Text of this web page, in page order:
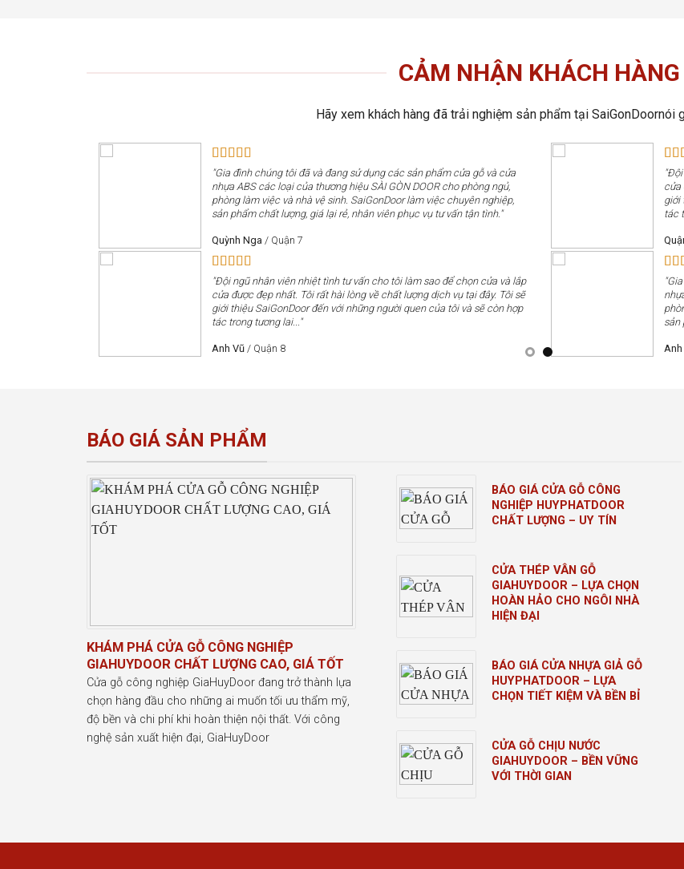
CẢM NHẬN KHÁCH HÀNG
Hãy xem khách hàng đã trải nghiệm sản phẩm tại SaiGonDoornói
"Gia đình chúng tôi đã và đang sử dụng các sản phẩm cửa gỗ và cửa
nhựa ABS các loại của thương hiệu SÀI GÒN DOOR cho phòng ngủ,
phòng làm việc và nhà vệ sinh. SaiGonDoor làm việc chuyên nghiệp,
sản phẩm chất lượng, giá lại rẻ, nhân viên phục vụ tư vấn tận tình."
Quỳnh Nga / Quận 7
cửa
giới
tác
"Đội ngũ nhân viên nhiệt tình tư vấn cho tôi làm sao để chọn cửa và lắp
cửa được đẹp nhất. Tôi rất hài lòng về chất lượng dịch vụ tại đây. Tôi sẽ
giới thiệu SaiGonDoor đến với những người quen của tôi và sẽ còn hợp
tác trong tương lai..."
Anh Vũ / Quận 8
sản
BÁO GIÁ SẢN PHẨM
KHÁM PHÁ CỬA GỖ CÔNG NGHIỆP
GIAHUYDOOR CHẤT LƯỢNG CAO, GIÁ TỐT
Cửa gỗ công nghiệp GiaHuyDoor đang trở thành lựa
chọn hàng đầu cho những ai muốn tối ưu thẩm mỹ,
độ bền và chi phí khi hoàn thiện nội thất. Với công
nghệ sản xuất hiện đại, GiaHuyDoor
BÁO GIÁ CỬA GỖ CÔNG
NGHIỆP HUYPHATDOOR
CHẤT LƯỢNG – UY TÍN
CỬA THÉP VÂN GỖ
GIAHUYDOOR – LỰA CHỌN
HOÀN HẢO CHO NGÔI NHÀ
HIỆN ĐẠI
BÁO GIÁ CỬA NHỰA GIẢ GỖ
HUYPHATDOOR – LỰA
CHỌN TIẾT KIỆM VÀ BỀN BỈ
CỬA GỖ CHỊU NƯỚC
GIAHUYDOOR – BỀN VỮNG
VỚI THỜI GIAN